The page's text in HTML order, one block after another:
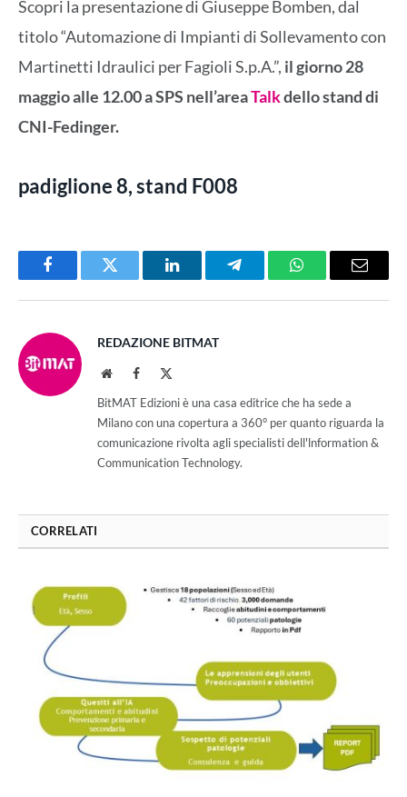
Scopri la presentazione di Giuseppe Bomben, dal
titolo “Automazione di Impianti di Sollevamento con
Martinetti Idraulici per Fagioli S.p.A.”, il giorno 28
maggio alle 12.00 a SPS nell’areaTalkdello stand di
CNI-Fedinger.
padiglione8, stand F008
FacebookTwitter LinkedInTelegramWhatsAppEmail
REDAZIONE BITMAT
WebsiteFacebook
BitMAT Edizioni è una casa editrice che ha sede a
Milano con una copertura a 360° per quanto riguarda la
comunicazione rivolta agli specialisti dell'lnformation &
Communication Technology.
CORRELATI